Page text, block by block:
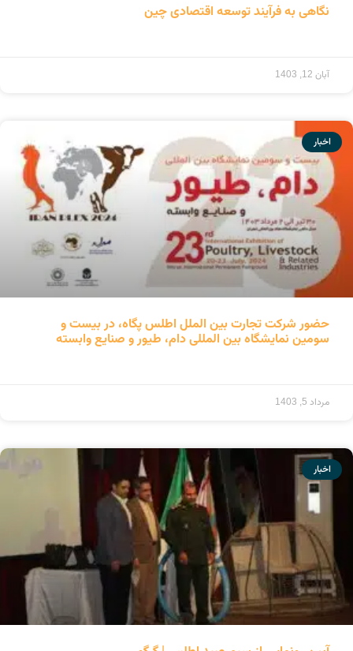
نگاهی به فرآیند توسعه اقتصادی چین
آبان 12, 1403
اخبار
حضور شرکت تجارت بین الملل اطلس پگاه، در بیست و
سومین نمایشگاه بین المللی دام، طیور و صنایع وابسته
مرداد 5, 1403
اخبار